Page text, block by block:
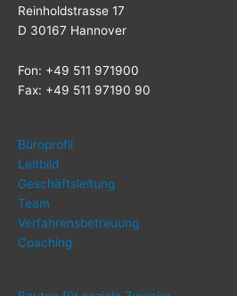
Rein­hold­stras­se 17
D 30167 Hannover
Fon: +49 511 971900
Fax: +49 511 97190 90
Büro­pro­fil
Leit­bild
Geschäfts­lei­tung
Team
Ver­fah­rens­be­treu­ung
Coa­ching